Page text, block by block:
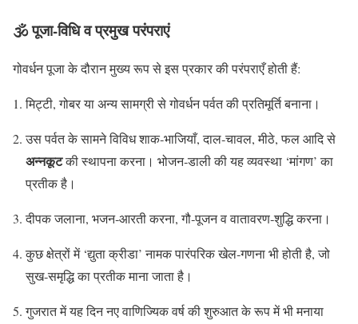
🕉️ पूजा‑विधि व प्रमुख परंपराएं
गोवर्धन पूजा के दौरान मुख्य रूप से इस प्रकार की परंपराएँ होती हैं:
मिट्टी, गोबर या अन्य सामग्री से गोवर्धन पर्वत की प्रतिमूर्ति बनाना।
उस पर्वत के सामने विविध शाक‑भाजियाँ, दाल‑चावल, मीठे, फल आदि से
अन्नकूटकी स्थापना करना। भोजन‑डाली की यह व्यवस्था ‘मांगण’ का
प्रतीक है।
दीपक जलाना, भजन‑आरती करना, गौ‑पूजन व वातावरण‑शुद्धि करना।
कुछ क्षेत्रों में ‘द्युता क्रीडा’ नामक पारंपरिक खेल‑गणना भी होती है, जो
सुख‑समृद्धि का प्रतीक माना जाता है।
गुजरात में यह दिन नए वाणिज्यिक वर्ष की शुरुआत के रूप में भी मनाया